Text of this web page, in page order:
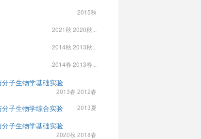
2015秋
2021秋 2020秋...
2014秋 2013秋...
2014春 2013春...
子生物学基础实验
2013春 2012春
子生物学综合实验 2013夏
子生物学基础实验
2020秋 2018春